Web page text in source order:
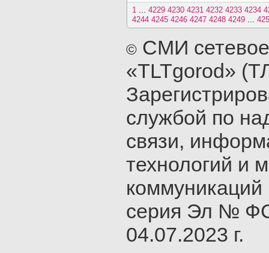
1 4229 4230 4231 4232 4233 4234
4244 4245 4246 4247 4248 4249
© СМИ
«TLTgorod»
службой по
связи,
технологий и
серия Эл №
04.07.2023 г.